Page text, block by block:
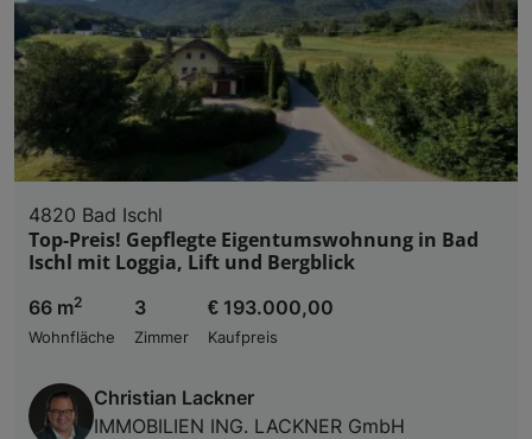
4820 Bad Ischl
Top-Preis! Gepflegte Eigentumswohnung in Bad
Ischl mit Loggia, Lift und Bergblick
66 m2
Wohnfläche
3
Zimmer
€ 193.000,00
Kaufpreis
Christian Lackner
IMMOBILIEN ING. LACKNER GmbH